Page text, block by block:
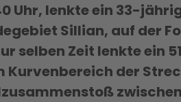
Uhr, lenkte ein 33-
Sillian, auf der
selben Zeit lenkte ein
der